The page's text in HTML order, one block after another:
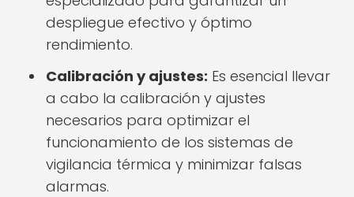
despliegue efectivo y óptimo
rendimiento.
Calibración y ajustes: Es esencial llevar
a cabo la calibración y ajustes
necesarios para optimizar el
funcionamiento de los sistemas de
vigilancia térmica y minimizar falsas
alarmas.